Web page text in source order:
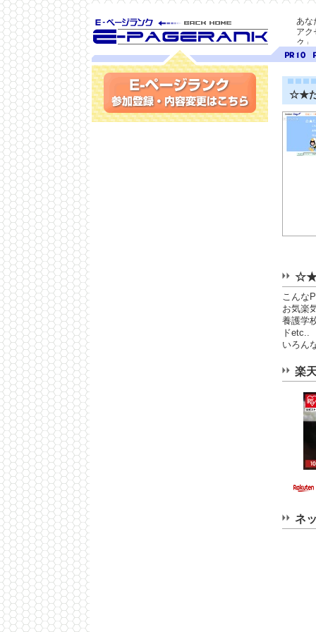
SEO対策に E-ページ
ランク
あな
アク
ク」
ランク
10
9
☆★た
☆★
こんな
お気楽
養護学
ドetc..
いろん
楽
ネ
参加登録(無料)・内容変更